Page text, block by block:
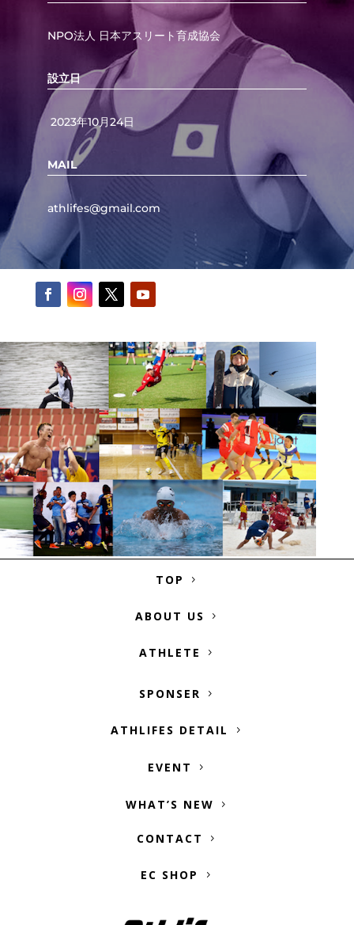
NPO法人 日本アスリート育成協会
設立日
2023年10月24日
MAIL
athlifes@gmail.com
TOP
ABOUT US
ATHLETE
SPONSER
ATHLIFES DETAIL
EVENT
WHAT’S NEW
CONTACT
EC SHOP